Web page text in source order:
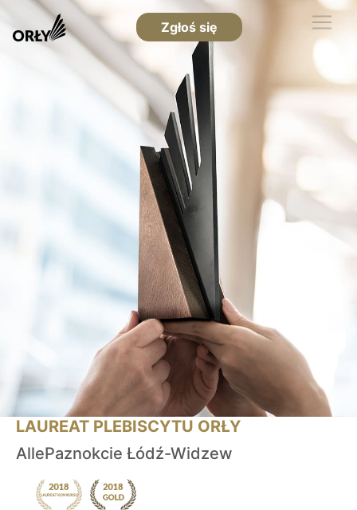
Zgłoś się
LAUREAT PLEBISCYTU ORŁY
AllePaznokcie Łódź-Widzew